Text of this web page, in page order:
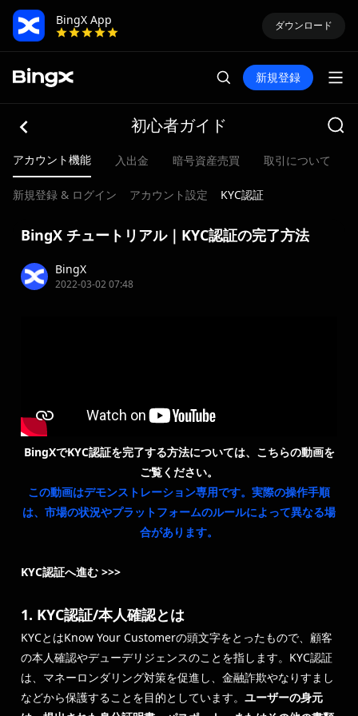
BingX App
ダウンロード
新規登録
初心者ガイド
アカウント機能 入出金 暗号資産売買 取引について
新規登録 & ログイン アカウント設定 KYC認証
BingX チュートリアル｜KYC認証の完了方法
BingX
2022-03-02 07:48
BingXでKYC認証を完了する方法については、こちらの動画を
ご覧ください。
この動画はデモンストレーション専用です。実際の操作手順
は、市場の状況やプラットフォームのルールによって異なる場
合があります。
KYC認証へ進む >>>
1. KYC認証/本人確認とは
KYCとはKnow Your Customerの頭文字をとったもので、顧客
の本人確認やデューデリジェンスのことを指します。KYC認証
は、マネーロンダリング対策を促進し、金融詐欺やなりすまし
などから保護することを目的としています。
ユーザーの身元